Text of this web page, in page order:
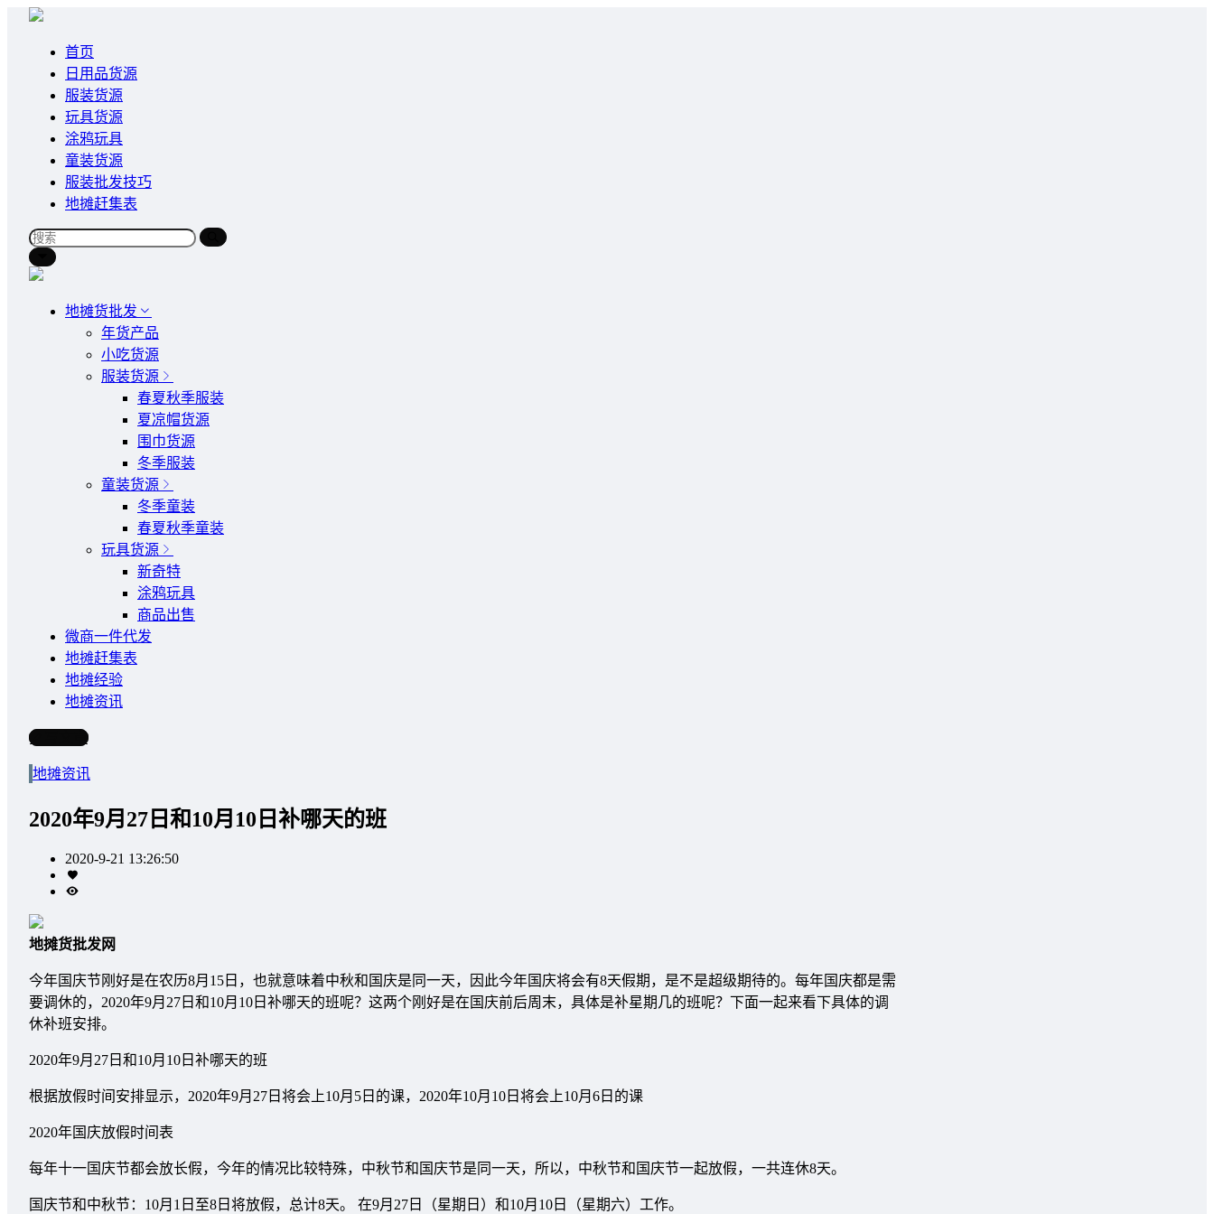
首页
日用品货源
服装货源
玩具货源
涂鸦玩具
童装货源
服装批发技巧
地摊赶集表
地摊货批发
年货产品
小吃货源
服装货源
春夏秋季服装
夏凉帽货源
围巾货源
冬季服装
童装货源
冬季童装
春夏秋季童装
玩具货源
新奇特
涂鸦玩具
商品出售
微商一件代发
地摊赶集表
地摊经验
地摊资讯
写文章
地摊资讯
2020年9月27日和10月10日补哪天的班
2020-9-21 13:26:50
地摊货批发网
今年国庆节刚好是在农历8月15日，也就意味着中秋和国庆是同一天，因此今年国庆将会有8天假期，是不是超级期待的。每年国庆都是需
要调休的，2020年9月27日和10月10日补哪天的班呢？这两个刚好是在国庆前后周末，具体是补星期几的班呢？下面一起来看下具体的调
休补班安排。
2020年9月27日和10月10日补哪天的班
根据放假时间安排显示，2020年9月27日将会上10月5日的课，2020年10月10日将会上10月6日的课
2020年国庆放假时间表
每年十一国庆节都会放长假，今年的情况比较特殊，中秋节和国庆节是同一天，所以，中秋节和国庆节一起放假，一共连休8天。
国庆节和中秋节：10月1日至8日将放假，总计8天。 在9月27日（星期日）和10月10日（星期六）工作。